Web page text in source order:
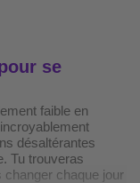
se
faible en
désaltérantes
Tu trouveras
changer chaque jour